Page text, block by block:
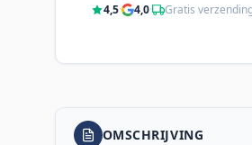
4,5· 4,0· Gratis
OMSCHRIJVING